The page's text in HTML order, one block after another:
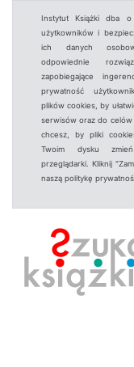
Instytut Książki dba o
użytkowników i
ich danych
odpowiednie
zapobiegające
prywatność
plików cookies, by
serwisów oraz do celów
chcesz, by pliki
Twoim dysku
przeglądarki. Kliknij
naszą politykę